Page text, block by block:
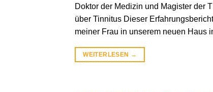
Doktor der Medizin und Magister der
über Tinnitus Dieser
meiner Frau in unserem neuen Haus
WEITERLESEN →